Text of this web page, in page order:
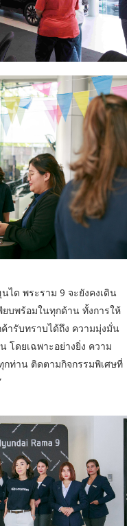
ด พระราม 9 จะยังคงเดิน
บพร้อมในทุกด้าน ทั้งการให้
ารับทราบได้ถึง ความมุ่งมั่น
โดยเฉพาะอย่างยิ่ง ความ
ท่าน ติดตามกิจกรรมพิเศษที่